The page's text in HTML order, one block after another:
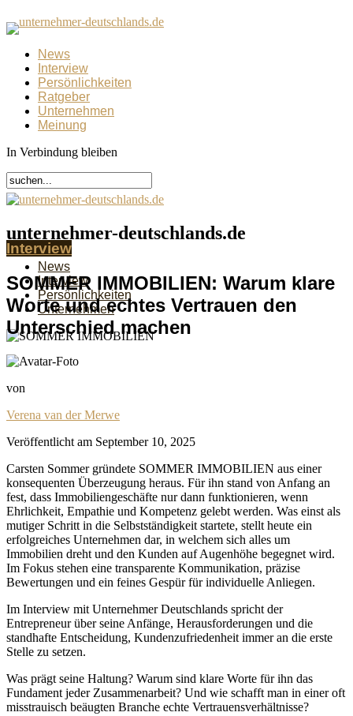
News
Interview
Persönlichkeiten
Ratgeber
Unternehmen
Meinung
In Verbindung bleiben
unternehmer-deutschlands.de
News
Interview
Persönlichkeiten
Unternehmen
Interview
SOMMER IMMOBILIEN: Warum klare
Worte und echtes Vertrauen den
Unterschied machen
von
Verena van der Merwe
Veröffentlicht am September 10, 2025
Carsten Sommer gründete SOMMER IMMOBILIEN aus einer
konsequenten Überzeugung heraus. Für ihn stand von Anfang an
fest, dass Immobiliengeschäfte nur dann funktionieren, wenn
Ehrlichkeit, Empathie und Kompetenz gelebt werden. Was einst als
mutiger Schritt in die Selbstständigkeit startete, stellt heute ein
erfolgreiches Unternehmen dar, in welchem sich alles um
Immobilien dreht und den Kunden auf Augenhöhe begegnet wird.
Im Fokus stehen eine transparente Kommunikation, präzise
Bewertungen und ein feines Gespür für individuelle Anliegen.
Im Interview mit Unternehmer Deutschlands spricht der
Entrepreneur über seine Anfänge, Herausforderungen und die
standhafte Entscheidung, Kundenzufriedenheit immer an die erste
Stelle zu setzen.
Was prägt seine Haltung? Warum sind klare Worte für ihn das
Fundament jeder Zusammenarbeit? Und wie schafft man in einer oft
misstrauisch beäugten Branche echte Vertrauensverhältnisse?